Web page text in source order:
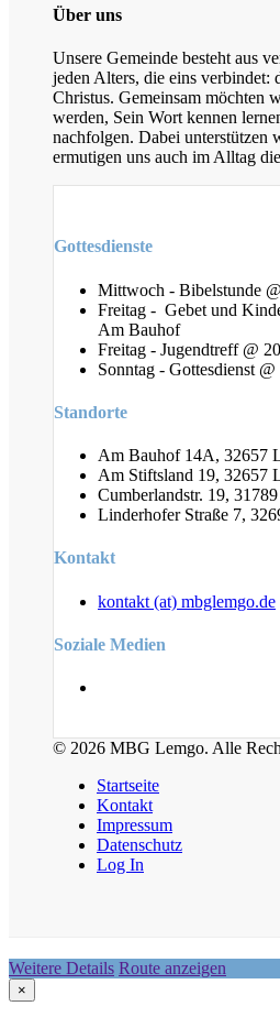
Über uns
Unsere Gemeinde besteht aus
jeden Alters, die eins verbindet:
Christus. Gemeinsam möchten
werden, Sein Wort kennen
nachfolgen. Dabei unterstützen
ermutigen uns auch im Alltag
Gottesdienste
Mittwoch - Bibelstunde
Freitag - Gebet und
Am Bauhof
Freitag - Jugendtreff @
Sonntag - Gottesdienst
Standorte
Am Bauhof 14A, 32657
Am Stiftsland 19, 32657
Cumberlandstr. 19,
Linderhofer Straße 7,
Kontakt
kontakt (at) mbglemgo.de
Soziale Medien
© 2026 MBG Lemgo. Alle
Startseite
Kontakt
Impressum
Datenschutz
Log In
Weitere Details Route anzeigen
×